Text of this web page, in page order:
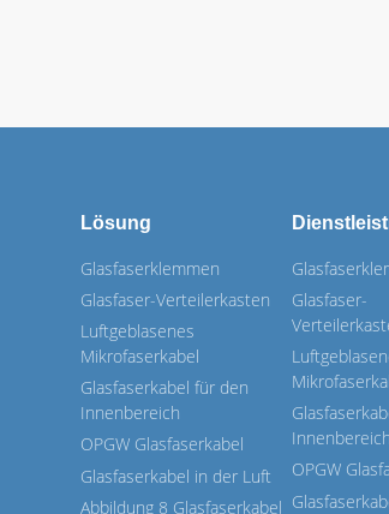
Lösung
Glasfaserklemmen
Glasfaser-Verteilerkasten
Luftgeblasenes
Mikrofaserkabel
Glasfaserkabel für den
Innenbereich
OPGW Glasfaserkabel
Glasfaserkabel in der Luft
Abbildung 8 Glasfaserkabel
Glasfaser-
Innenbereich
OPGW